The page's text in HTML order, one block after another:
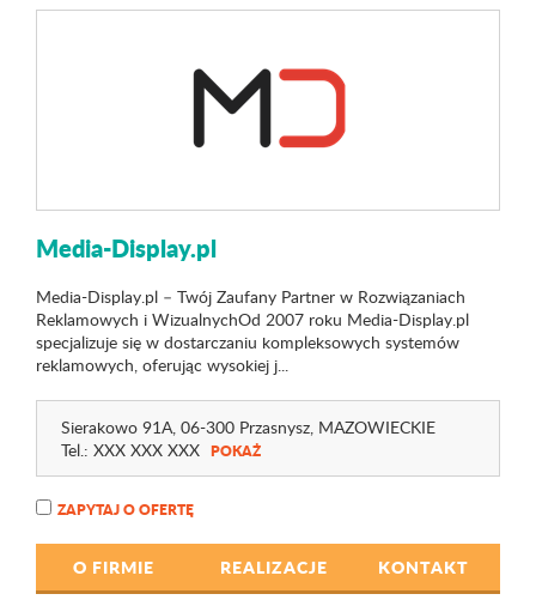
Media-Display.pl
Media-Display.pl – Twój Zaufany Partner w Rozwiązaniach
Reklamowych i WizualnychOd 2007 roku Media-Display.pl
specjalizuje się w dostarczaniu kompleksowych systemów
reklamowych, oferując wysokiej j...
Sierakowo 91A, 06-300 Przasnysz, MAZOWIECKIE
Tel.: XXX XXX XXX POKAŻ
ZAPYTAJ O OFERTĘ
O FIRMIE REALIZACJE KONTAKT